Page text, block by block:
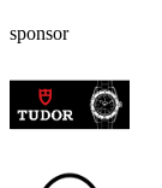
sponsor